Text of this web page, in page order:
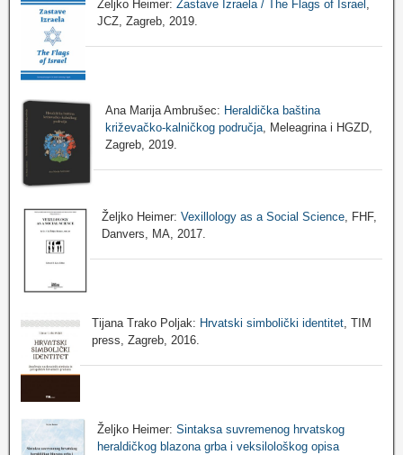
Željko Heimer:Zastave Izraela / The Flags of Israel
JCZ, Zagreb, 2019.
Ana Marija Ambrušec: Heraldička baština
križevačko-kalničkog područja, Meleagrina i HGZD,
Zagreb, 2019.
Željko Heimer:Vexillology as a Social Science , FHF,
Danvers, MA, 2017.
Tijana Trako Poljak: Hrvatski simbolički identitet , TIM
press, Zagreb, 2016.
Željko Heimer: Sintaksa suvremenog hrvatskog
heraldičkog blazona grba i veksilološkog opisa